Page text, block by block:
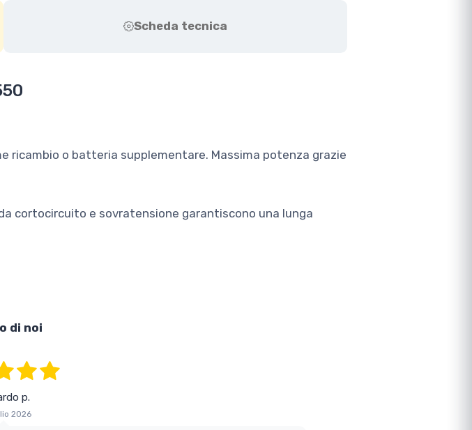
Scheda tecnica
ricambio o batteria supplementare. Massima potenza grazie
cortocircuito e sovratensione garantiscono una lunga
di noi
p.
2026